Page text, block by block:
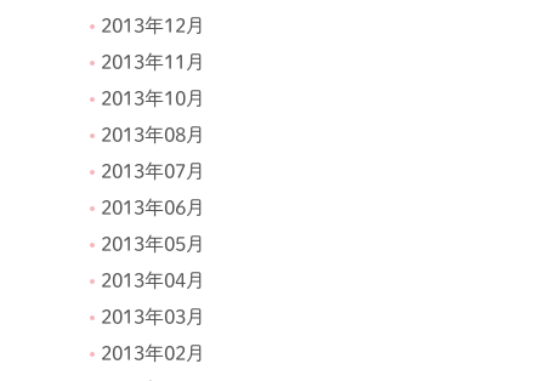
2013年12月
2013年11月
2013年10月
2013年08月
2013年07月
2013年06月
2013年05月
2013年04月
2013年03月
2013年02月